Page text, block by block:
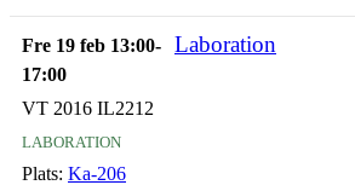
Fre 19 feb 13:00-
17:00
Laboration
VT 2016 IL2212
laboration
Plats: Ka-206